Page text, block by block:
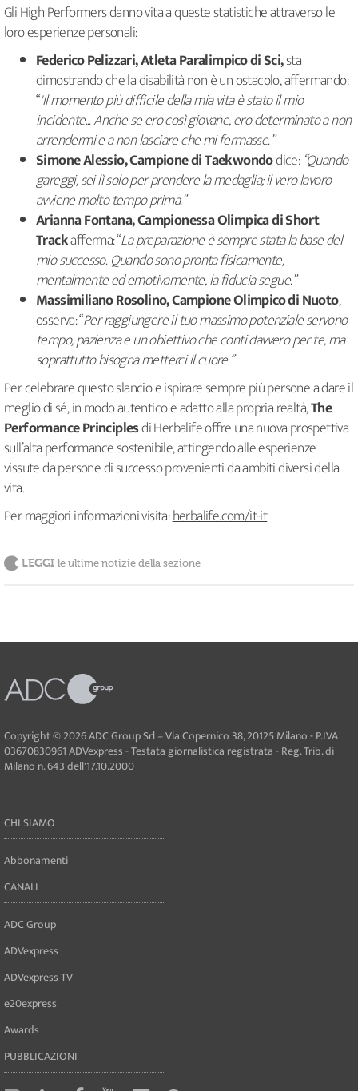
Gli High Performers danno vita a queste statistiche attraverso le
loro esperienze personali:
Federico Pelizzari, Atleta Paralimpico di Sci,sta
dimostrando che la disabilità non è un ostacolo, affermando:
“'Il momento più difficile della mia vita è stato il mio
incidente... Anche se ero così giovane, ero determinato a non
arrendermi e a non lasciare che mi fermasse.”
Simone Alessio, Campione di Taekwondodice: “Quando
gareggi, sei lì solo per prendere la medaglia; il vero lavoro
avviene molto tempo prima.”
Arianna Fontana, Campionessa Olimpica di Short
Trackafferma: “La preparazione è sempre stata la base del
mio successo. Quando sono pronta fisicamente,
mentalmente ed emotivamente, la fiducia segue.”
Massimiliano Rosolino, Campione Olimpico di Nuoto,
osserva: “Per raggiungere il tuo massimo potenziale servono
tempo, pazienza e un obiettivo che conti davvero per te, ma
soprattutto bisogna metterci il cuore.”
Per celebrare questo slancio e ispirare sempre più persone a dare il
meglio di sé, in modo autentico e adatto alla propria realtà,The
Performance Principlesdi Herbalife offre una nuova prospettiva
sull’alta performance sostenibile, attingendo alle esperienze
vissute da persone di successo provenienti da ambiti diversi della
vita.
Per maggiori informazioni visita:herbalife.com/it-it
LEGGI le ultime notizie della sezione
Copyright © 2026 ADC Group Srl – Via Copernico 38, 20125 Milano - P.IVA
03670830961 ADVexpress - Testata giornalistica registrata - Reg. Trib. di
Milano n. 643 dell'17.10.2000
CHI SIAMO
Abbonamenti
CANALI
ADC Group
ADVexpress
ADVexpress TV
e20express
Awards
PUBBLICAZIONI